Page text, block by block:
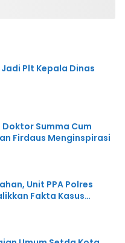
Plt Kepala Dinas
Doktor Summa Cum
Firdaus Menginspirasi
Unit PPA Polres
Fakta Kasus